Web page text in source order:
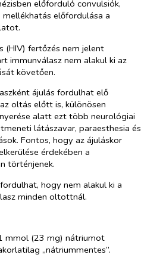
előforduló convulsiók,
előfordulása a
(HIV) fertőzés nem jelent
immunválasz nem alakul ki az
követően.
ájulás fordulhat elő
oltás előtt is, különösen
alatt ezt több neurológiai
látászavar, paraesthesia és
Fontos, hogy az ájuláskor
érdekében a
történjenek.
hogy nem alakul ki a
minden oltottnál.
mmol (23 mg) nátriumot
„nátriummentes”.